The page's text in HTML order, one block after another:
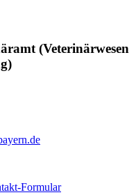
(Veterinärwesen
Formular